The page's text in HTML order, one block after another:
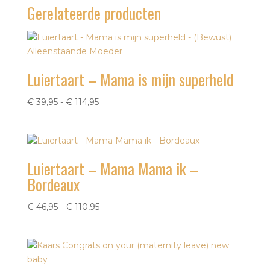
Gerelateerde producten
Luiertaart – Mama is mijn superheld
€39,95 - €114,95Prijsklasse:
€ 114,95
Luiertaart – Mama Mama ik –
Bordeaux
€46,95 - €110,95Prijsklasse:
€ 110,95